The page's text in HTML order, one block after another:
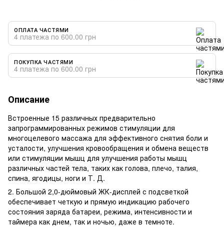
ОПЛАТА ЧАСТЯМИ
4 платежа по 600.00 грн
ПОКУПКА ЧАСТЯМИ
4 платежа по 600.00 грн
Описание
Встроенные 15 различных предварительно
запрограммированных режимов стимуляции для
многоцелевого массажа для эффективного снятия боли и
усталости, улучшения кровообращения и обмена веществ
или стимуляции мышц для улучшения работы мышц
различных частей тела, таких как голова, плечо, талия,
спина, ягодицы, ноги и Т. Д.
2. Большой 2,0-дюймовый ЖК-дисплей с подсветкой
обеспечивает четкую и прямую индикацию рабочего
состояния заряда батареи, режима, интенсивности и
таймера как днем, так и ночью, даже в темноте.